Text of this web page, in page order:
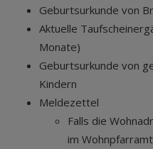
Geburtsurkunde von
Aktuelle
Monate)
Geburtsurkunde von
Kindern
Meldezettel
Falls die
im